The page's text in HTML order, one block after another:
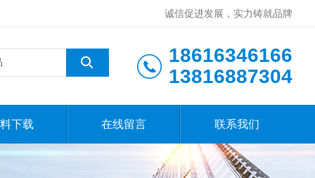
诚信促进发展，实力铸就品牌
18616346166
13816887304
下载 在线留言 联系我们